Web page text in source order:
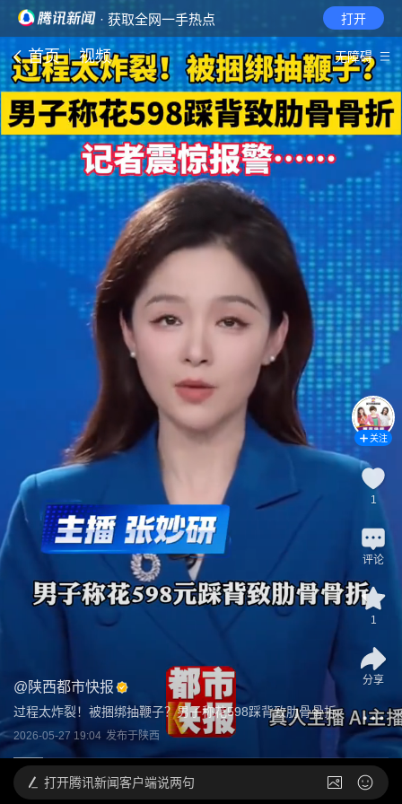
· 获取全网一手热点 打开
首页 视频 无障碍
@陕西都市快报
过程太炸裂！被捆绑抽鞭子？男子称花598踩背致肋骨骨折
2026-05-27 19:04 发布于陕西
关注
1
评论
1
分享
打开腾讯新闻客户端说两句